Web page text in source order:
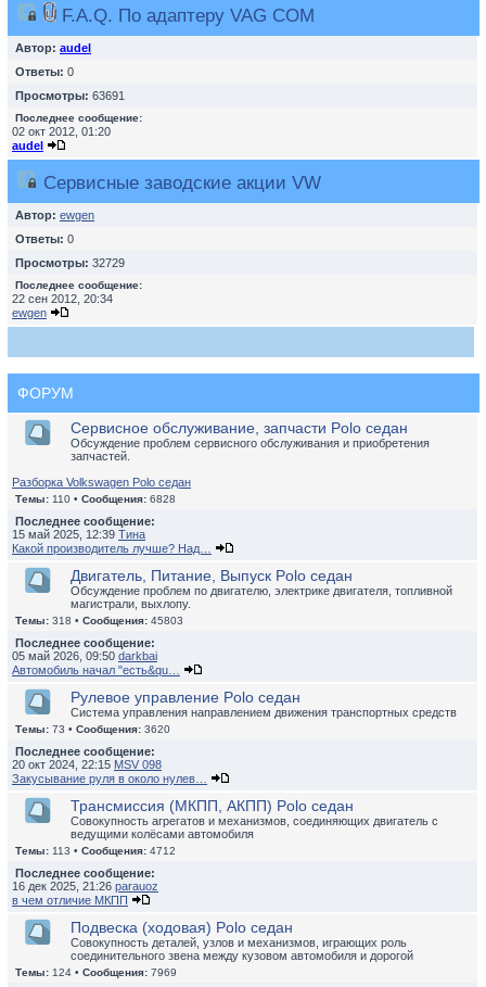
F.A.Q. По адаптеру VAG COM
Автор: audel
Ответы: 0
Просмотры: 63691
Последнее сообщение:
02 окт 2012, 01:20
audel
Сервисные заводские акции VW
Автор: ewgen
Ответы: 0
Просмотры: 32729
Последнее сообщение:
22 сен 2012, 20:34
ewgen
ФОРУМ
Сервисное обслуживание, запчасти Polo седан
Обсуждение проблем сервисного обслуживания и приобретения
запчастей.
Разборка Volkswagen Polo седан
Темы: 110 • Сообщения: 6828
Последнее сообщение:
15 май 2025, 12:39 Тина
Какой производитель лучше? Над…
Двигатель, Питание, Выпуск Polo седан
Обсуждение проблем по двигателю, электрике двигателя, топливной
магистрали, выхлопу.
Темы: 318 • Сообщения: 45803
Последнее сообщение:
05 май 2026, 09:50 darkbai
Автомобиль начал "есть&qu…
Рулевое управление Polo седан
Система управления направлением движения транспортных средств
Темы: 73 • Сообщения: 3620
Последнее сообщение:
20 окт 2024, 22:15 MSV 098
Закусывание руля в около нулев…
Трансмиссия (МКПП, АКПП) Polo седан
Совокупность агрегатов и механизмов, соединяющих двигатель с
ведущими колёсами автомобиля
Темы: 113 • Сообщения: 4712
Последнее сообщение:
16 дек 2025, 21:26 parauoz
в чем отличие МКПП
Подвеска (ходовая) Polo седан
Совокупность деталей, узлов и механизмов, играющих роль
соединительного звена между кузовом автомобиля и дорогой
Темы: 124 • Сообщения: 7969